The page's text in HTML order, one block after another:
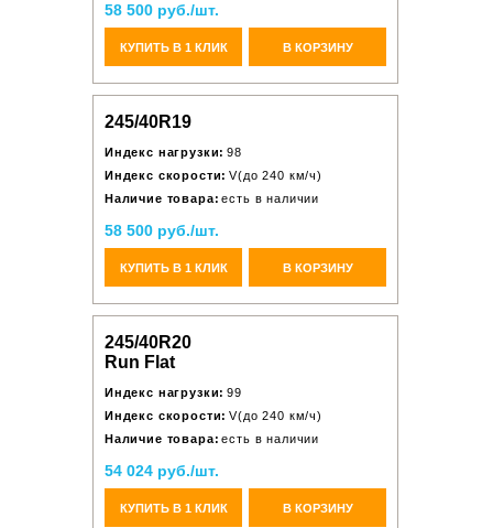
58 500 руб./шт.
КУПИТЬ В 1 КЛИК В КОРЗИНУ
245/40R19
Индекс нагрузки: 98
Индекс скорости: V(до 240 км/ч)
Наличие товара: есть в наличии
58 500 руб./шт.
КУПИТЬ В 1 КЛИК В КОРЗИНУ
245/40R20
Run Flat
Индекс нагрузки: 99
Индекс скорости: V(до 240 км/ч)
Наличие товара: есть в наличии
54 024 руб./шт.
КУПИТЬ В 1 КЛИК В КОРЗИНУ